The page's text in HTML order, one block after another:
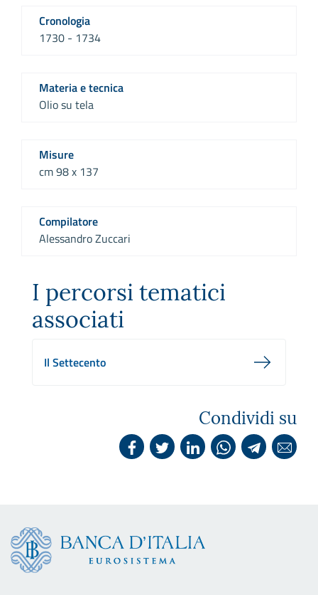
Cronologia
1730 - 1734
Materia e tecnica
Olio su tela
Misure
cm 98 x 137
Compilatore
Alessandro Zuccari
I percorsi tematici
associati
Il Settecento
Condividi su